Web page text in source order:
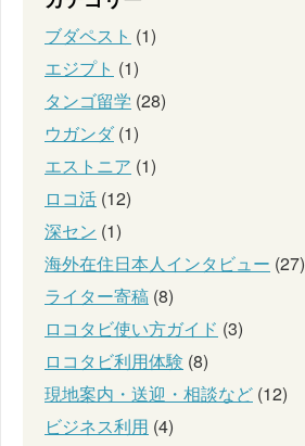
ブダペスト (1)
エジプト (1)
タンゴ留学 (28)
ウガンダ(1)
エストニア (1)
ロコ活 (12)
深セン (1)
海外在住日本人インタビュー (27)
ライター寄稿 (8)
ロコタビ使い方ガイド (3)
ロコタビ利用体験 (8)
現地案内・送迎・相談など (12)
ビジネス利用 (4)